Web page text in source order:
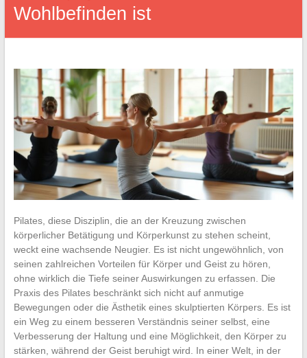
Wohlbefinden ist
Pilates, diese Disziplin, die an der Kreuzung zwischen
körperlicher Betätigung und Körperkunst zu stehen scheint,
weckt eine wachsende Neugier. Es ist nicht ungewöhnlich, von
seinen zahlreichen Vorteilen für Körper und Geist zu hören,
ohne wirklich die Tiefe seiner Auswirkungen zu erfassen. Die
Praxis des Pilates beschränkt sich nicht auf anmutige
Bewegungen oder die Ästhetik eines skulptierten Körpers. Es ist
ein Weg zu einem besseren Verständnis seiner selbst, eine
Verbesserung der Haltung und eine Möglichkeit, den Körper zu
stärken, während der Geist beruhigt wird. In einer Welt, in der